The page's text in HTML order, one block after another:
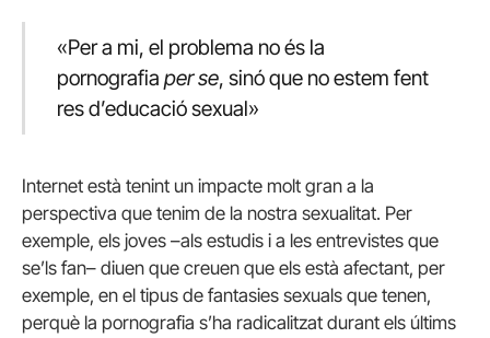
«Per a mi, el problema no és la
pornografia per se, sinó que no estem fent
res d’educació sexual»
Internet està tenint un impacte molt gran a la
perspectiva que tenim de la nostra sexualitat. Per
exemple, els joves –als estudis i a les entrevistes que
se’ls fan– diuen que creuen que els està afectant, per
exemple, en el tipus de fantasies sexuals que tenen,
perquè la pornografia s’ha radicalitzat durant els últims